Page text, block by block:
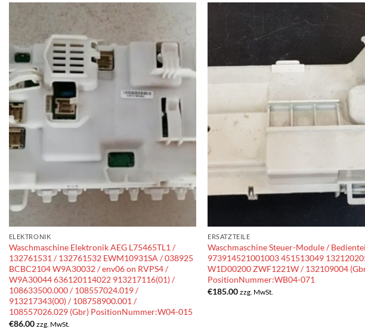
ELEKTRONIK
Waschmaschine Elektronik AEG L75465TL1 /
132761531 / 132761532 EWM10931SA / 038925
BCBC2104 W9A30032 / env06 on RVPS4 /
W9A30044 636120114022 913217116(01) /
108633500.000 / 108557024.019 /
913217343(00) / 108758900.001 /
108557026.029 (Gbr) PositionNummer:W04-015
€86.00 zzg. MwSt.
ERSATZTEILE
Waschmaschine Steuer-Module /
973914521001003 451513049
W1D00200 ZWF1221W / 132109004
PositionNummer:WB04-071
€185.00 zzg. MwSt.